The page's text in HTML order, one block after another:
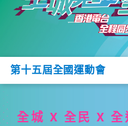
第十五屆全國運動會
全城 X 全民 X 全